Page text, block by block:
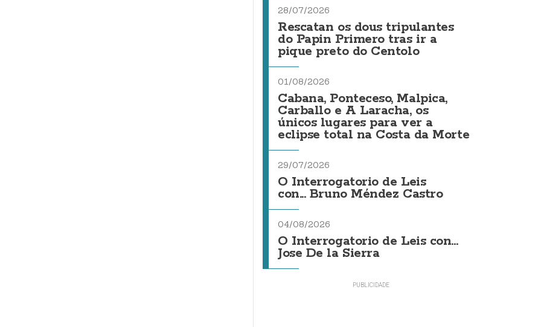
28/07/2026
Rescatan os dous tripulantes
do Papin Primero tras ir a
pique preto do Centolo
01/08/2026
Cabana, Ponteceso, Malpica,
Carballo e A Laracha, os
únicos lugares para ver a
eclipse total na Costa da Morte
29/07/2026
O Interrogatorio de Leis
con... Bruno Méndez Castro
04/08/2026
O Interrogatorio de Leis con...
Jose De la Sierra